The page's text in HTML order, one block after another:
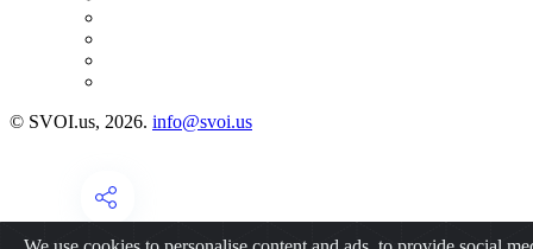
© SVOI.us, 2026. info@svoi.us